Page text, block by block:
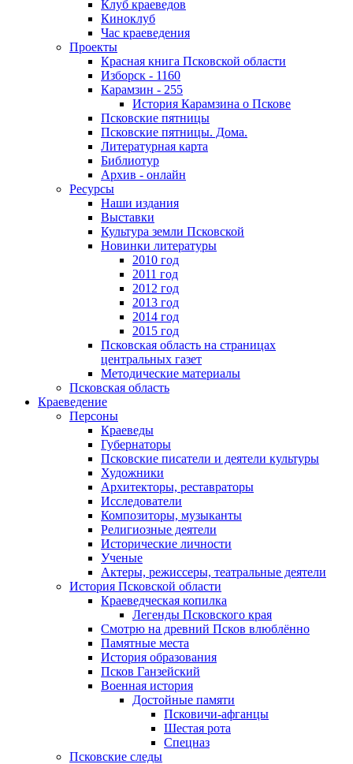
Клуб краеведов
Киноклуб
Час краеведения
Проекты
Красная книга Псковской области
Изборск - 1160
Карамзин - 255
История Карамзина о Пскове
Псковские пятницы
Псковские пятницы. Дома.
Литературная карта
Библиотур
Архив - онлайн
Ресурсы
Наши издания
Выставки
Культура земли Псковской
Новинки литературы
2010 год
2011 год
2012 год
2013 год
2014 год
2015 год
Псковская область на страницах
центральных газет
Методические материалы
Псковская область
Краеведение
Персоны
Краеведы
Губернаторы
Псковские писатели и деятели культуры
Художники
Архитекторы, реставраторы
Исследователи
Композиторы, музыканты
Религиозные деятели
Исторические личности
Ученые
Актеры, режиссеры, театральные деятели
История Псковской области
Краеведческая копилка
Легенды Псковского края
Смотрю на древний Псков влюблённо
Памятные места
История образования
Псков Ганзейский
Военная история
Достойные памяти
Псковичи-афганцы
Шестая рота
Спецназ
Псковские следы